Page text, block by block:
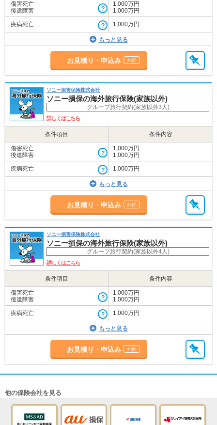
傷害死亡
後遺障害
1,000万円
1,000万円
疾病死亡
1,000万円
もっと見る
お見積り・申込み
ソニー損害保険株式会社
ソニー損保の海外旅行保険(家族以外)
グループ旅行契約(家族以外3人)
詳しくはこちら
条件項目 条件内容
傷害死亡
後遺障害
1,000万円
1,000万円
疾病死亡
1,000万円
もっと見る
お見積り・申込み
ソニー損害保険株式会社
ソニー損保の海外旅行保険(家族以外)
グループ旅行契約(家族以外4人)
詳しくはこちら
条件項目 条件内容
傷害死亡
後遺障害
1,000万円
1,000万円
疾病死亡
1,000万円
もっと見る
お見積り・申込み
他の保険会社を見る